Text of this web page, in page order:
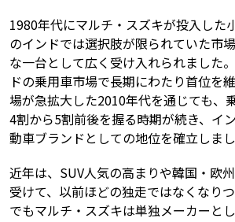
1980年代にマルチ・スズキが投入した
のインドでは選択肢が限られていた市
な一台として広く受け入れられました
ドの乗用車市場で長期にわたり首位を
場が急拡大した2010年代を通じても、
4割から5割前後を握る時期が続き、イ
動車ブランドとしての地位を確立しまし
近年は、SUV人気の高まりや韓国・欧
受けて、以前ほどの独走ではなくなり
でもマルチ・スズキは単独メーカーと